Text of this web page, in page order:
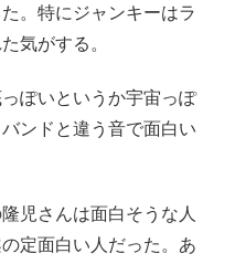
。特にジャンキーはラ
気がする。
ぽいというか宇宙っぽ
ンドと違う音で面白い
児さんは面白そうな人
定面白い人だった。あ